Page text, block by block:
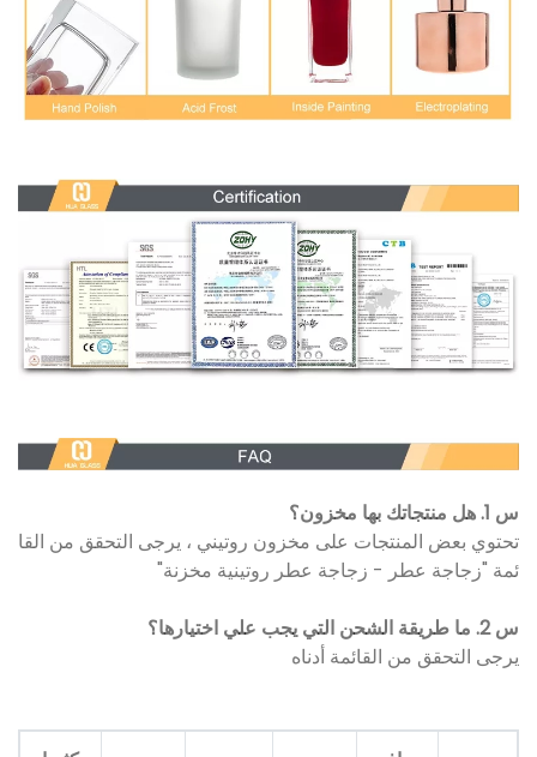
س 1. هل منتجاتك بها مخزون؟
تحتوي بعض المنتجات على مخزون روتيني ، يرجى التحقق من القا
ئمة "زجاجة عطر - زجاجة عطر روتينية مخزنة"
س 2. ما طريقة الشحن التي يجب علي اختيارها؟
يرجى التحقق من القائمة أدناه